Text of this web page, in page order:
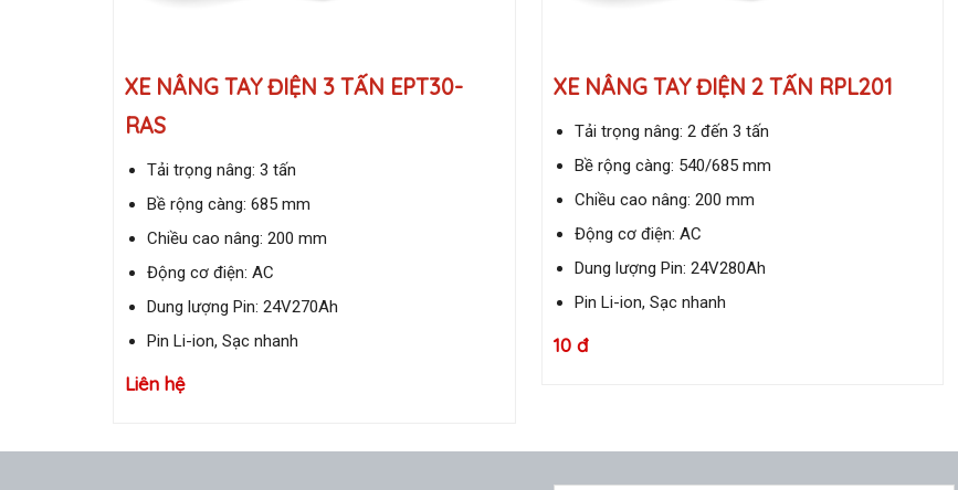
XE NÂNG TAY ĐIỆN 3 TẤN EPT30-
RAS
Tải trọng nâng: 3 tấn
Bề rộng càng: 685 mm
Chiều cao nâng: 200 mm
Động cơ điện: AC
Dung lượng Pin: 24V270Ah
Pin Li-ion, Sạc nhanh
Liên hệ
XE NÂNG TAY ĐIỆN 2 TẤN RPL201
Tải trọng nâng: 2 đến 3 tấn
Bề rộng càng: 540/685 mm
Chiều cao nâng: 200 mm
Động cơ điện: AC
Dung lượng Pin: 24V280Ah
Pin Li-ion, Sạc nhanh
10 đ